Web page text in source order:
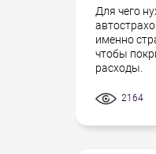
Для чего
именно
чтобы
расходы.
2164